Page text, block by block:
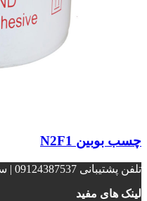
چسب بوبین N2F1
تلفن پشتیبانی 09124387537 | ساعت کاری: ۹ صبح الی ۷ شب
لینک های مفید